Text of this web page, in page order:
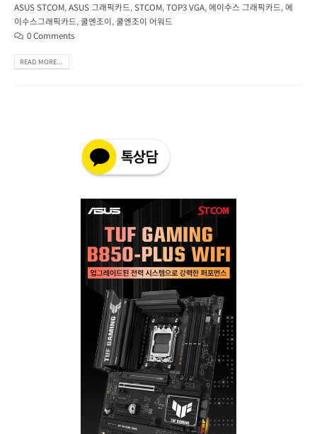
ASUS STCOM,ASUS 그래픽카드,STCOM,TOP3 VGA,에이수스 그래픽카드,에
이수스그래픽카드,쿨엔조이,쿨엔조이 어워드
0 Comments
READ MORE...